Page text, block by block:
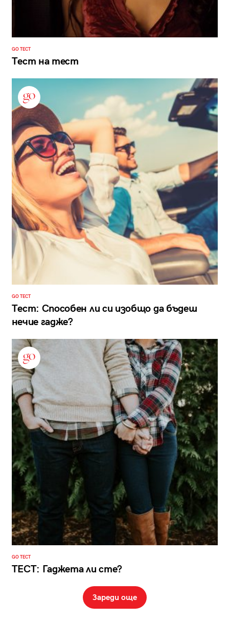
GO ТЕСТ
Тест на тест
GO ТЕСТ
Тест: Способен ли си изобщо да бъдеш
нечие гадже?
GO ТЕСТ
ТЕСТ: Гаджета ли сте?
Зареди още